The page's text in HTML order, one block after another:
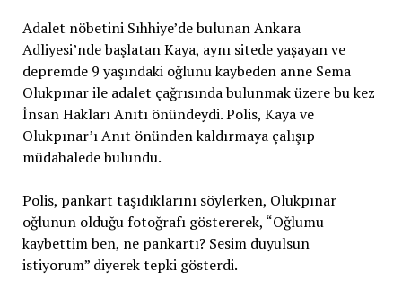
Adalet nöbetini Sıhhiye’de bulunan Ankara
Adliyesi’nde başlatan Kaya, aynı sitede yaşayan ve
depremde 9 yaşındaki oğlunu kaybeden anne Sema
Olukpınar ile adalet çağrısında bulunmak üzere bu kez
İnsan Hakları Anıtı önündeydi. Polis, Kaya ve
Olukpınar’ı Anıt önünden kaldırmaya çalışıp
müdahalede bulundu.
Polis, pankart taşıdıklarını söylerken, Olukpınar
oğlunun olduğu fotoğrafı göstererek, “Oğlumu
kaybettim ben, ne pankartı? Sesim duyulsun
istiyorum” diyerek tepki gösterdi.